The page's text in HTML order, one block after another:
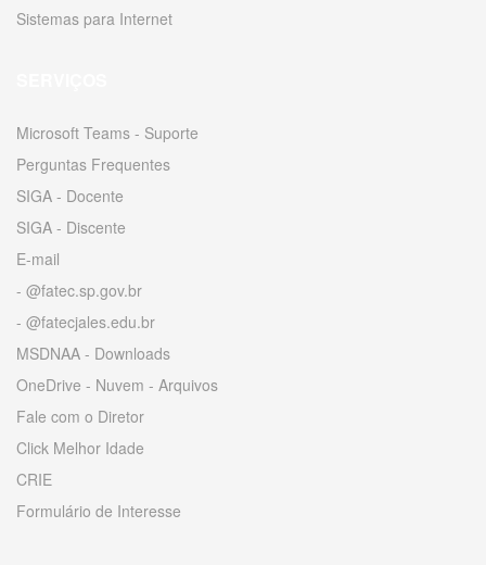
Sistemas para Internet
Microsoft Teams - Suporte
Perguntas Frequentes
SIGA - Docente
SIGA - Discente
E-mail
- @fatec.sp.gov.br
- @fatecjales.edu.br
MSDNAA - Downloads
OneDrive - Nuvem - Arquivos
Fale com o Diretor
Click Melhor Idade
CRIE
Formulário de Interesse